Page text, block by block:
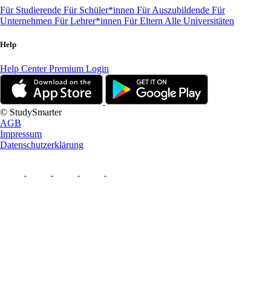
Für Studierende Für Schüler*innen Für Auszubildende Für
Unternehmen Für Lehrer*innen Für Eltern Alle Universitäten
Help
Help CenterPremium Login
© StudySmarter
AGB
Impressum
Datenschutzerklärung